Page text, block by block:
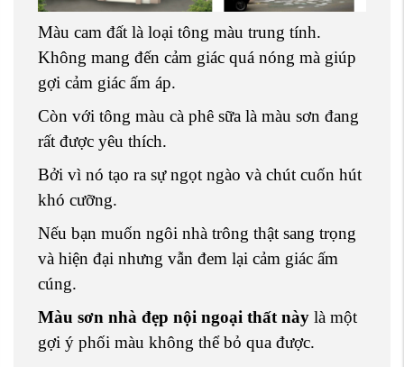
Màu cam đất là loại tông màu trung tính.
Không mang đến cảm giác quá nóng mà giúp
gợi cảm giác ấm áp.
Còn với tông màu cà phê sữa là màu sơn đang
rất được yêu thích.
Bởi vì nó tạo ra sự ngọt ngào và chút cuốn hút
khó cưỡng.
Nếu bạn muốn ngôi nhà trông thật sang trọng
và hiện đại nhưng vẫn đem lại cảm giác ấm
cúng.
Màu sơn nhà đẹp nội ngoại thất này là một
gợi ý phối màu không thể bỏ qua được.